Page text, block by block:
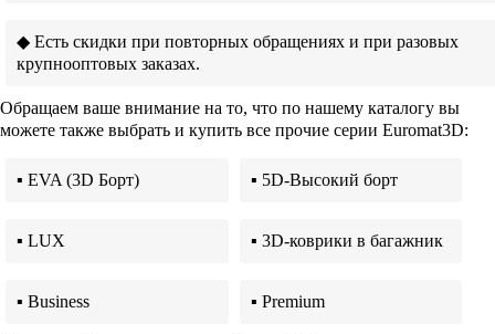
◆ Есть скидки при повторных обращениях и при разовых
крупнооптовых заказах.
Обращаем ваше внимание на то, что по нашему каталогу вы
можете также выбрать и купить все прочие серии Euromat3D:
▪ EVA (3D Борт) ▪ 5D-Высокий борт
▪ LUX ▪ 3D-коврики в багажник
▪ Business ▪ Premium